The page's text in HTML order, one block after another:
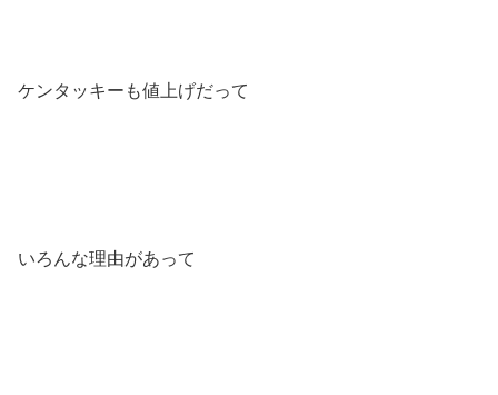
ケンタッキーも値上げだって
いろんな理由があって